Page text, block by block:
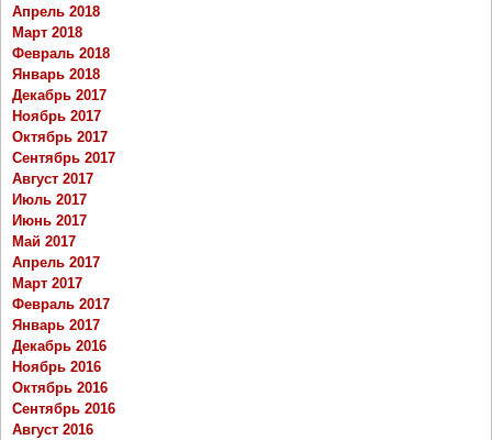
Апрель 2018
Март 2018
Февраль 2018
Январь 2018
Декабрь 2017
Ноябрь 2017
Октябрь 2017
Сентябрь 2017
Август 2017
Июль 2017
Июнь 2017
Май 2017
Апрель 2017
Март 2017
Февраль 2017
Январь 2017
Декабрь 2016
Ноябрь 2016
Октябрь 2016
Сентябрь 2016
Август 2016